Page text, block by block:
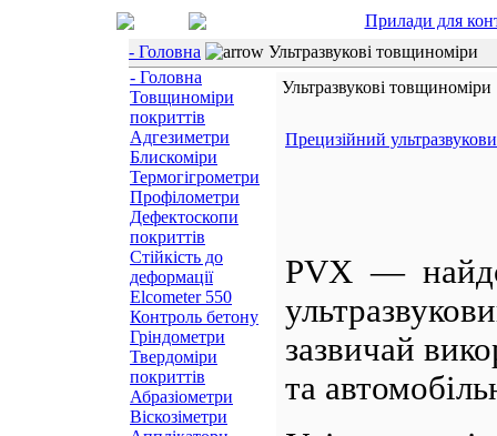
Прилади для
- Головна
Ультразвукові товщиноміри
- Головна
Товщиноміри
покриттів
Адгезиметри
Блискоміри
Термогігрометри
Профілометри
Дефектоскопи
покриттів
Стійкість до
деформації
Elcometer 550
Контроль бетону
Гріндометри
Твердоміри
покриттів
Абразіометри
Віскозіметри
Ультразвукові товщиноміри
Прецизійний
PVX —
зазвичай
та